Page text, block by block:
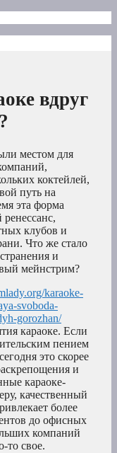
вдруг
местом для
коктейлей,
путь на
эта форма
клубов и
Что же стало
и
мейнстрим?
karaoke-
svoboda-
gorozhan/
караоке. Если
пением
это скорее
и
караоке-
качественный
более
до офисных
компаний
то свое.